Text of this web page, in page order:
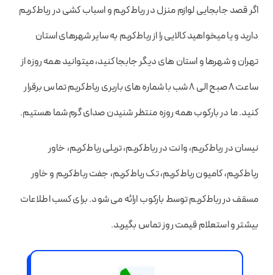
اگر قصد جابجایی لوازم منزل در رباط‌کریم و اسباب کشی در رباط‌کریم
دارید و یا میخواهید کالایی را از رباط‌کریم به سایر شهرهای استان
تهران و شهرها و استان های دیگر جابجا کنید، میتوانید همه روزه از
ساعت 8 صبح الی 8 شب با شماره های باربری رباط‌کریم تماس برقرار
کنید. ما در بارکوب همه روزه منتظر شنیدن صدای گرم شما هستیم.
نیسان در رباط‌کریم، وانت در رباط‌کریم، تریلی رباط‌کریم، خاور
رباط‌کریم، کامیون رباط‌کریم، تک رباط‌کریم، جفت رباط‌کریم و خاور
مسقف در رباط‌کریم توسط بارکوب ارائه می شود. برای کسب اطلاعات
بیشتر و استعلام قیمت روز تماس بگیرید.